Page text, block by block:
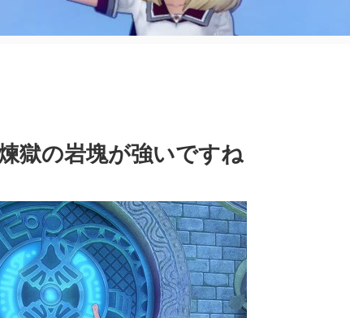
獄の岩塊が強いですね